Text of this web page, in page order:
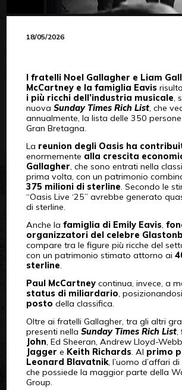
18/05/2026
I fratelli Noel Gallagher e Liam
McCartney e la famiglia Eavis
i più ricchi dell’industria musicale,
nuova Sunday Times Rich List, che
annualmente, la lista delle 350
Gran Bretagna.
La reunion degli Oasis ha
enormemente alla crescita
Gallagher, che sono entrati nella
prima volta, con un patrimonio
375 milioni di sterline. Secondo le
“Oasis Live ‘25” avrebbe generato
di sterline.
Anche la famiglia di Emily Eavis,
organizzatori del celebre
compare tra le figure più ricche del
con un patrimonio stimato attorno ai
sterline.
Paul McCartneycontinua, invece, a
status di miliardario, posizionandosi
posto della classifica.
Oltre ai fratelli Gallagher, tra gli altri
presenti nella Sunday Times Rich List,
John, Ed Sheeran, Andrew Lloyd-
Jagger e Keith Richards. Al primo
Leonard Blavatnik, l’uomo d’affari
che possiede la maggior parte della
Group.